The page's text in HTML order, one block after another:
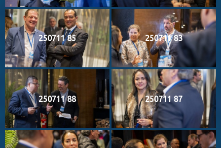
250711 85 250711 83
250711 88 250711 87